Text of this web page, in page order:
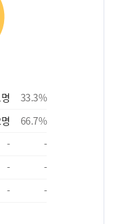
명 33.3%
명 66.7%
-
-
-
-
- -